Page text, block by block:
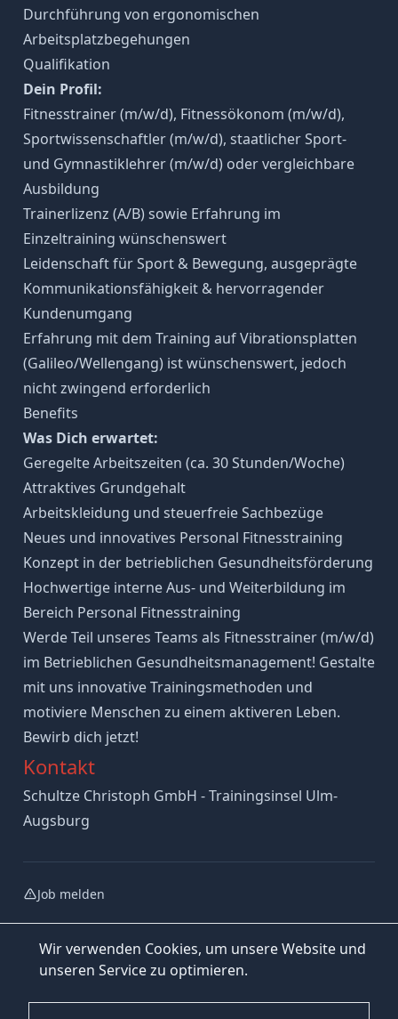
Wir verwenden Cookies, um unsere Website und
unseren Service zu optimieren.
Durchführung von ergonomischen
Arbeitsplatzbegehungen
Qualifikation
Dein Profil:
Fitnesstrainer (m/w/d), Fitnessökonom (m/w/d),
Sportwissenschaftler (m/w/d), staatlicher Sport-
und Gymnastiklehrer (m/w/d) oder vergleichbare
Ausbildung
Trainerlizenz (A/B) sowie Erfahrung im
Einzeltraining wünschenswert
Leidenschaft für Sport & Bewegung, ausgeprägte
Kommunikationsfähigkeit & hervorragender
Kundenumgang
Erfahrung mit dem Training auf Vibrationsplatten
(Galileo/Wellengang) ist wünschenswert, jedoch
nicht zwingend erforderlich
Benefits
Was Dich erwartet:
Geregelte Arbeitszeiten (ca. 30 Stunden/Woche)
Attraktives Grundgehalt
Arbeitskleidung und steuerfreie Sachbezüge
Neues und innovatives Personal Fitnesstraining
Konzept in der betrieblichen Gesundheitsförderung
Hochwertige interne Aus- und Weiterbildung im
Bereich Personal Fitnesstraining
Werde Teil unseres Teams als Fitnesstrainer (m/w/d)
im Betrieblichen Gesundheitsmanagement! Gestalte
mit uns innovative Trainingsmethoden und
motiviere Menschen zu einem aktiveren Leben.
Bewirb dich jetzt!
Kontakt
Schultze Christoph GmbH - Trainingsinsel Ulm-
Augsburg
Job melden